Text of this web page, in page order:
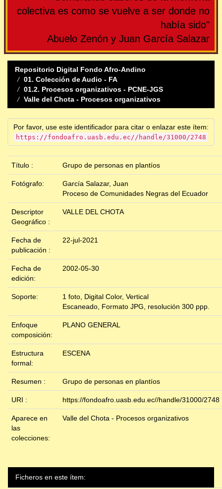
colectiva es como se vuelve a ser donde no
había sido"
Abuelo Zenón y Juan García Salazar
Repositorio Digital Fondo Afro-Andino
01. Colección de Audio - FA
01.2. Procesos organizativos - PCNE-JGS
Valle del Chota - Procesos organizativos
Por favor, use este identificador para citar o enlazar este ítem:
https://fondoafro.uasb.edu.ec//handle/31000/2748
Título : Grupo de personas en plantíos
Fotógrafo:
García Salazar, Juan
Proceso de Comunidades Negras del Ecuador
Descriptor
Geográfico :
VALLE DEL CHOTA
Fecha de
publicación :
22-jul-2021
Fecha de
edición:
2002-05-30
Soporte:
1 foto, Digital Color, Vertical
Escaneado, Formato JPG, resolución 300 ppp.
Enfoque
composición:
PLANO GENERAL
Estructura
formal:
ESCENA
Resumen : Grupo de personas en plantíos
URI : https://fondoafro.uasb.edu.ec//handle/31000/2748
Aparece en
las
colecciones:
Valle del Chota - Procesos organizativos
Ficheros en este ítem: